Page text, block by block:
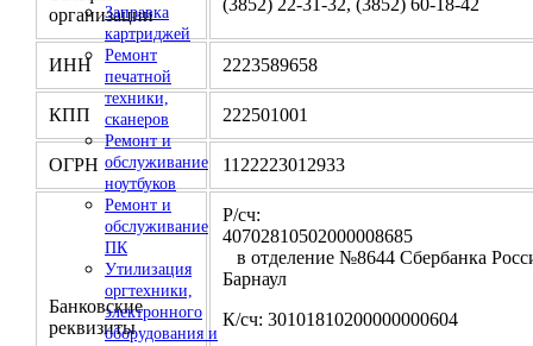
Заправка
картриджей
Ремонт
печатной
техники,
сканеров
Ремонт и
обслуживание
ноутбуков
Ремонт и
обслуживание
ПК
Утилизация
оргтехники,
электронного
оборудования и
организации
(3852) 22-31-32, (3852) 60-18-42
ИНН 2223589658
КПП 222501001
ОГРН 1122223012933
Банковские
реквизиты
Р/сч:
в отделение №8644 Сбербанка
Барнаул
К/сч: 30101810200000000604